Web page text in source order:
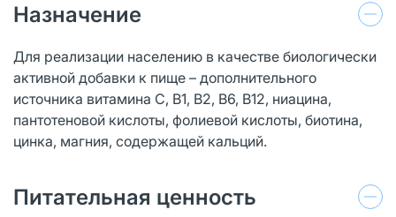
Назначение
Для реализации населению в качестве биологически
активной добавки к пище – дополнительного
источника витамина С, B1, B2, B6, B12, ниацина,
пантотеновой кислоты, фолиевой кислоты, биотина,
цинка, магния, содержащей кальций.
Питательная ценность